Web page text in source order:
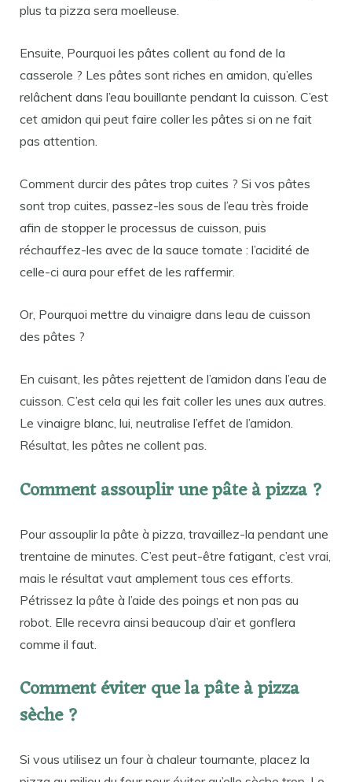
plus ta pizza sera moelleuse.
Ensuite, Pourquoi les pâtes collent au fond de la
casserole ? Les pâtes sont riches en amidon, qu’elles
relâchent dans l’eau bouillante pendant la cuisson. C’est
cet amidon qui peut faire coller les pâtes si on ne fait
pas attention.
Comment durcir des pâtes trop cuites ? Si vos pâtes
sont trop cuites, passez-les sous de l’eau très froide
afin de stopper le processus de cuisson, puis
réchauffez-les avec de la sauce tomate : l’acidité de
celle-ci aura pour effet de les raffermir.
Or, Pourquoi mettre du vinaigre dans leau de cuisson
des pâtes ?
En cuisant, les pâtes rejettent de l’amidon dans l’eau de
cuisson. C’est cela qui les fait coller les unes aux autres.
Le vinaigre blanc, lui, neutralise l’effet de l’amidon.
Résultat, les pâtes ne collent pas.
Comment assouplir une pâte à pizza ?
Pour assouplir la pâte à pizza, travaillez-la pendant une
trentaine de minutes. C’est peut-être fatigant, c’est vrai,
mais le résultat vaut amplement tous ces efforts.
Pétrissez la pâte à l’aide des poings et non pas au
robot. Elle recevra ainsi beaucoup d’air et gonflera
comme il faut.
Comment éviter que la pâte à pizza
sèche ?
Si vous utilisez un four à chaleur tournante, placez la